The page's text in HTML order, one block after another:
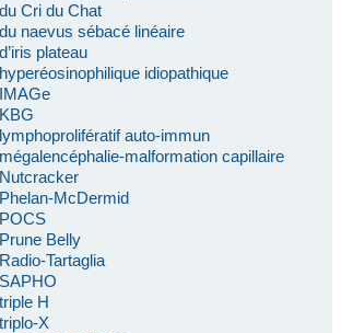
Cri du Chat
naevus sébacé linéaire
plateau
idiopathique
auto-immun
malformation capillaire
McDermid
Belly
Tartaglia
H
X